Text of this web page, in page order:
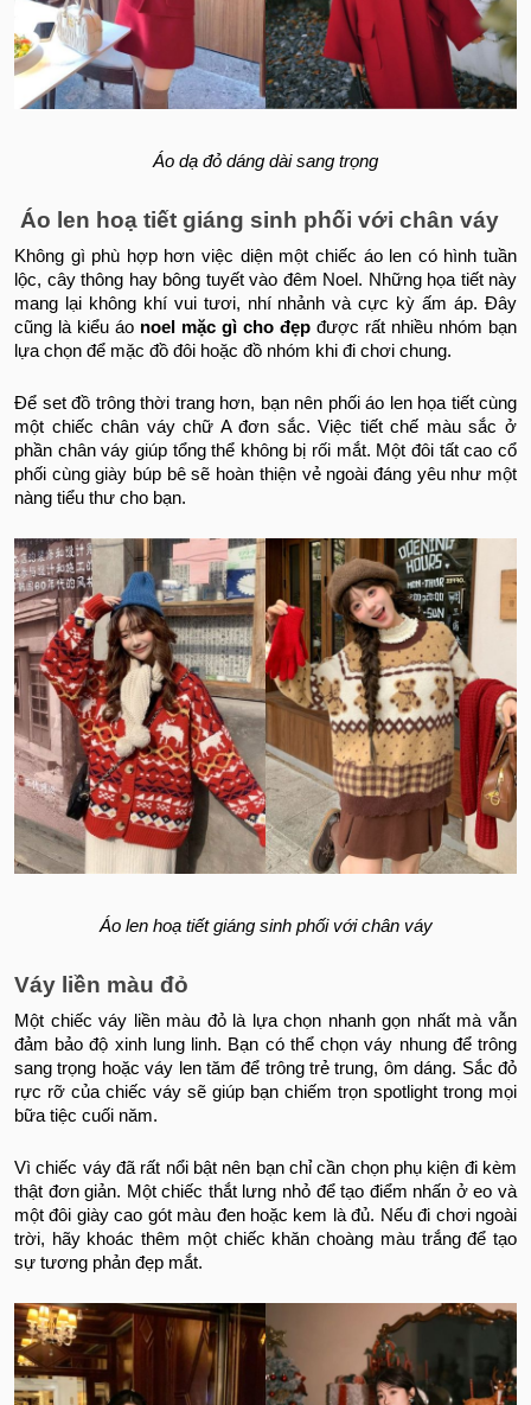
Áo dạ đỏ dáng dài sang trọng
Áo len hoạ tiết giáng sinh phối với chân váy
Không gì phù hợp hơn việc diện một chiếc áo len có hình tuần
lộc, cây thông hay bông tuyết vào đêm Noel. Những họa tiết này
mang lại không khí vui tươi, nhí nhảnh và cực kỳ ấm áp. Đây
cũng là kiểu áo noel mặc gì cho đẹp được rất nhiều nhóm bạn
lựa chọn để mặc đồ đôi hoặc đồ nhóm khi đi chơi chung.
Để set đồ trông thời trang hơn, bạn nên phối áo len họa tiết cùng
một chiếc chân váy chữ A đơn sắc. Việc tiết chế màu sắc ở
phần chân váy giúp tổng thể không bị rối mắt. Một đôi tất cao cổ
phối cùng giày búp bê sẽ hoàn thiện vẻ ngoài đáng yêu như một
nàng tiểu thư cho bạn.
Áo len hoạ tiết giáng sinh phối với chân váy
Váy liền màu đỏ
Một chiếc váy liền màu đỏ là lựa chọn nhanh gọn nhất mà vẫn
đảm bảo độ xinh lung linh. Bạn có thể chọn váy nhung để trông
sang trọng hoặc váy len tăm để trông trẻ trung, ôm dáng. Sắc đỏ
rực rỡ của chiếc váy sẽ giúp bạn chiếm trọn spotlight trong mọi
bữa tiệc cuối năm.
Vì chiếc váy đã rất nổi bật nên bạn chỉ cần chọn phụ kiện đi kèm
thật đơn giản. Một chiếc thắt lưng nhỏ để tạo điểm nhấn ở eo và
một đôi giày cao gót màu đen hoặc kem là đủ. Nếu đi chơi ngoài
trời, hãy khoác thêm một chiếc khăn choàng màu trắng để tạo
sự tương phản đẹp mắt.